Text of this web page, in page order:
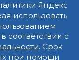
Яндекс
использовать
соответствии с
. Срок
при помощи